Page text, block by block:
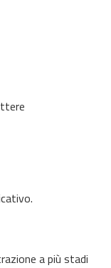
a più stadi